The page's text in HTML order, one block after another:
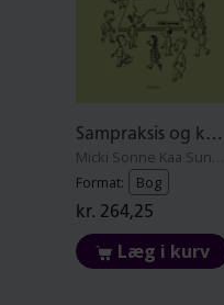
Sampraksis og kvalitet i dagtilbud
Micki Sonne Kaa Sunesen
Format:
Bog
kr. 264,25
Læg i kurv